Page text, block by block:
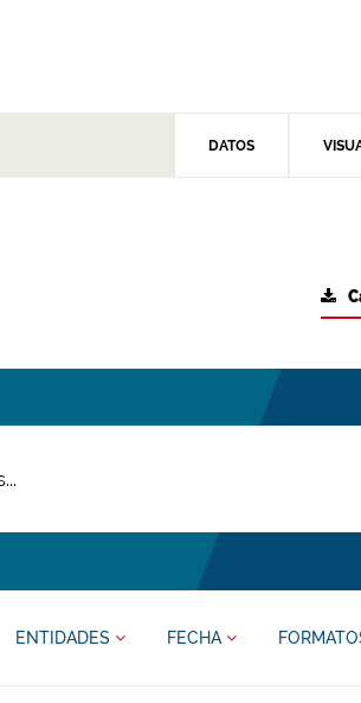
DATOS
ENTIDADES FECHA